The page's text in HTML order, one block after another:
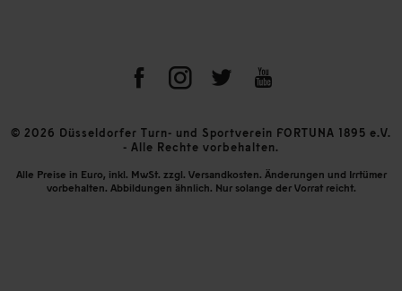
© 2026 Düsseldorfer Turn- und Sportverein FORTUNA 1895 e.V.
- Alle Rechte vorbehalten.
Alle Preise in Euro, inkl. MwSt. zzgl. Versandkosten. Änderungen und Irrtümer
vorbehalten. Abbildungen ähnlich. Nur solange der Vorrat reicht.